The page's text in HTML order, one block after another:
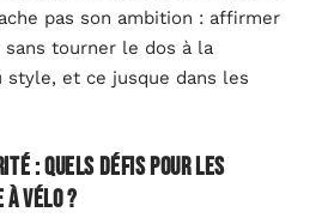
pas son ambition : affirmer
tourner le dos à la
style, et ce jusque dans les
: quels défis pour les
à vélo ?